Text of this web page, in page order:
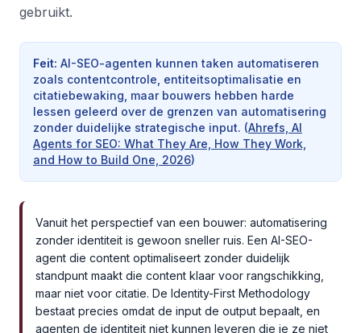
gebruikt.
Feit: AI-SEO-agenten kunnen taken automatiseren
zoals contentcontrole, entiteitsoptimalisatie en
citatiebewaking, maar bouwers hebben harde
lessen geleerd over de grenzen van automatisering
zonder duidelijke strategische input. (Ahrefs, AI
Agents for SEO: What They Are, How They Work,
and How to Build One, 2026)
Vanuit het perspectief van een bouwer: automatisering
zonder identiteit is gewoon sneller ruis. Een AI-SEO-
agent die content optimaliseert zonder duidelijk
standpunt maakt die content klaar voor rangschikking,
maar niet voor citatie. De Identity-First Methodology
bestaat precies omdat de input de output bepaalt, en
agenten de identiteit niet kunnen leveren die je ze niet